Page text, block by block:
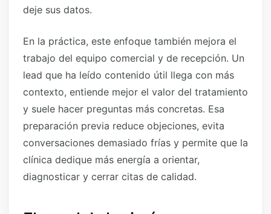
deje sus datos.
En la práctica, este enfoque también mejora el
trabajo del equipo comercial y de recepción. Un
lead que ha leído contenido útil llega con más
contexto, entiende mejor el valor del tratamiento
y suele hacer preguntas más concretas. Esa
preparación previa reduce objeciones, evita
conversaciones demasiado frías y permite que la
clínica dedique más energía a orientar,
diagnosticar y cerrar citas de calidad.